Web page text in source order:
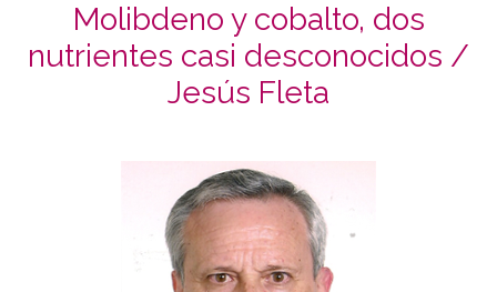
Molibdeno y cobalto, dos
nutrientes casi desconocidos /
Jesús Fleta